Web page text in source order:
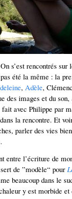
s’est rencontrés
été la même : la
, Adèle,
des images et du
fait avec Philippe par
la rencontre. Et
parler des vies
entre l’écriture de
de ”modèle“ pour
beaucoup dans le
y est morbide et